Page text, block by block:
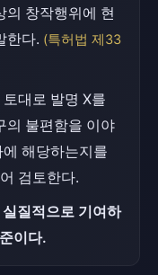
의 창작행위에 현
한다. (특허법 제33
대로 발명 X를
의 불편함을 이야
해당하는지를
검토한다.
질적으로 기여하
이다.